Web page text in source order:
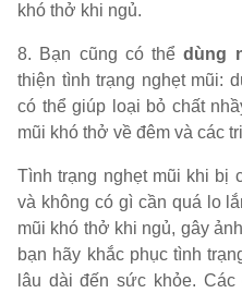
khó thở khi ngủ.
8. Bạn cũng có thểdùng
thiện tình trạng nghẹt mũi:
có thể giúp loại bỏ chất
mũi khó thở về đêm và các
Tình trạng nghẹt mũi khi bị
và không có gì cần quá lo
mũi khó thở khi ngủ, gây
bạn hãy khắc phục tình
lâu dài đến sức khỏe.